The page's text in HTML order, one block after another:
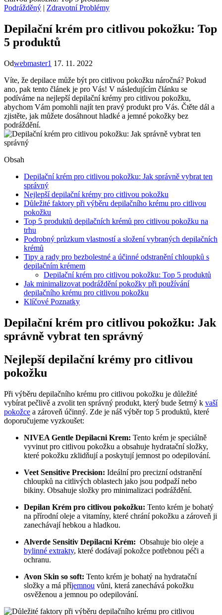
Podrážděný | Zdravotní Problémy
Depilační krém pro citlivou pokožku: Top
5 produktů
Odwebmaster1 17. 11. 2022
Víte, že⁢ depilace může ⁣být pro citlivou pokožku náročná? Pokud
ano,⁣ pak tento článek je pro Vás!⁢ V následujícím článku se
podíváme na nejlepší depilační krémy​ pro citlivou pokožku,
abychom Vám pomohli najít ten pravý produkt pro Vás. ⁤Čtěte dál a
zjistěte, ‌jak můžete dosáhnout hladké‌ a jemné⁣ pokožky‍ bez
podráždění.
Obsah
Depilační krém pro ⁣citlivou⁢ pokožku: Jak správně‍ vybrat ten
správný
Nejlepší depilační krémy pro citlivou pokožku
Důležité faktory při výběru depilačního krému pro⁣ citlivou
pokožku
Top 5 ⁤produktů depilačních krémů pro citlivou pokožku na
trhu
Podrobný průzkum⁢ vlastností a složení vybraných depilačních
krémů
Tipy a rady pro bezbolestné a účinné odstranění chloupků s
depilačním krémem
Depilační krém pro citlivou pokožku: Top 5 produktů
Jak minimalizovat podráždění pokožky při používání
depilačního krému pro citlivou pokožku
Klíčové Poznatky
Depilační krém pro ⁣citlivou⁢ pokožku: Jak
správně‍ vybrat ten správný
Nejlepší depilační krémy pro citlivou
pokožku
Při výběru ‍depilačního krému pro citlivou pokožku je důležité
vybírat pečlivě ⁢a zvolit ten ‌správný‌ produkt, ⁤který bude šetrný k vaší
pokožce a zároveň účinný. Zde je náš ⁤výběr top 5 produktů, které
doporučujeme ⁤vyzkoušet:
NIVEA ⁤Gentle Depilacni Krem: Tento krém je speciálně
⁤vyvinut pro citlivou pokožku a obsahuje hydratační složky,
které pokožku zklidňují a poskytují jemnost po odepilování.
Veet ⁣Sensitive Precision: Ideální​ pro precizní odstranění
chloupků na citlivých oblastech⁤ jako jsou podpaží nebo
bikiny. Obsahuje‌ složky pro minimalizaci podráždění.
Depilan Krém pro citlivou pokožku: Tento krém je bohatý
na přírodní oleje a vitamíny,​ které chrání pokožku a zároveň ji
zanechávají hebkou a hladkou.
Alverde ⁢Sensitiv Depilacni⁣ Krém: ⁢ Obsahuje bio oleje a ​
bylinné extrakty,‌ které dodávají pokožce potřebnou péči ⁣a
ochranu.
Avon Skin so soft: Tento krém je bohatý na hydratační
složky a má příjemnou vůni, ⁢která zanechává pokožku
osvěženou a jemnou po odepilování.